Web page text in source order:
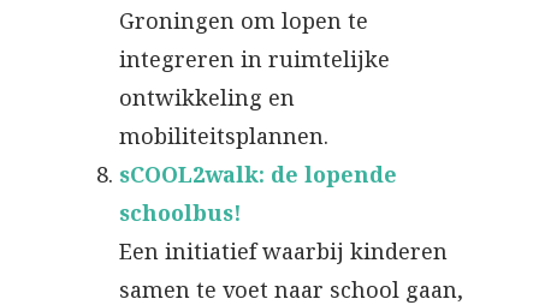
Groningen om lopen te
integreren in ruimtelijke
ontwikkeling en
mobiliteitsplannen.
sCOOL2walk: de lopende
schoolbus!
Een initiatief waarbij kinderen
samen te voet naar school gaan,